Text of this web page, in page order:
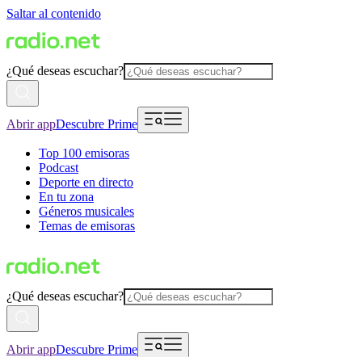
Saltar al contenido
¿Qué deseas escuchar?
Abrir appDescubre Prime
Top 100 emisoras
Podcast
Deporte en directo
En tu zona
Géneros musicales
Temas de emisoras
¿Qué deseas escuchar?
Abrir appDescubre Prime